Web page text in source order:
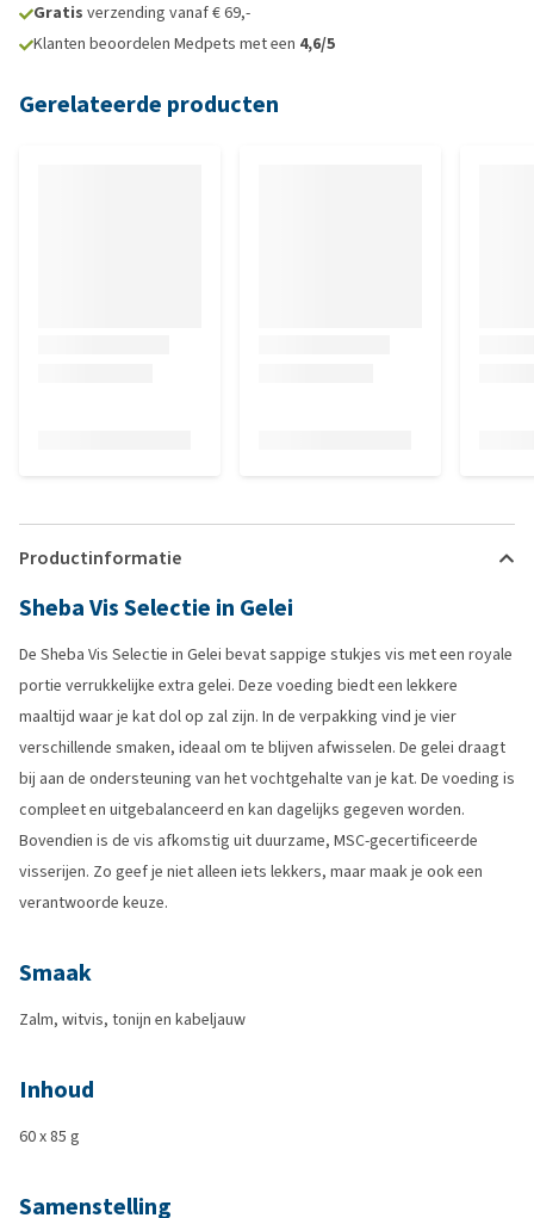
Gratis verzending vanaf € 69,-
Klanten beoordelen Medpets met een 4,6/5
Gerelateerde producten
Productinformatie
Sheba Vis Selectie in Gelei
De Sheba Vis Selectie in Gelei bevat sappige stukjes vis met een royale
portie verrukkelijke extra gelei. Deze voeding biedt een lekkere
maaltijd waar je kat dol op zal zijn. In de verpakking vind je vier
verschillende smaken, ideaal om te blijven afwisselen. De gelei draagt
bij aan de ondersteuning van het vochtgehalte van je kat. De voeding is
compleet en uitgebalanceerd en kan dagelijks gegeven worden.
Bovendien is de vis afkomstig uit duurzame, MSC-gecertificeerde
visserijen. Zo geef je niet alleen iets lekkers, maar maak je ook een
verantwoorde keuze.
Smaak
Zalm, witvis, tonijn en kabeljauw
Inhoud
60 x 85 g
Samenstelling